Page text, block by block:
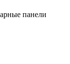
панели